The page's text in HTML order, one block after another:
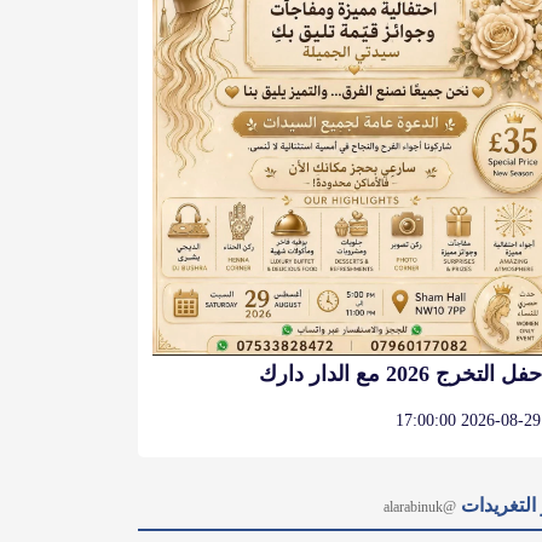
حفل التخرج 2026 مع الدار دارك
2026-08-29 17:00:00
@alarabinuk